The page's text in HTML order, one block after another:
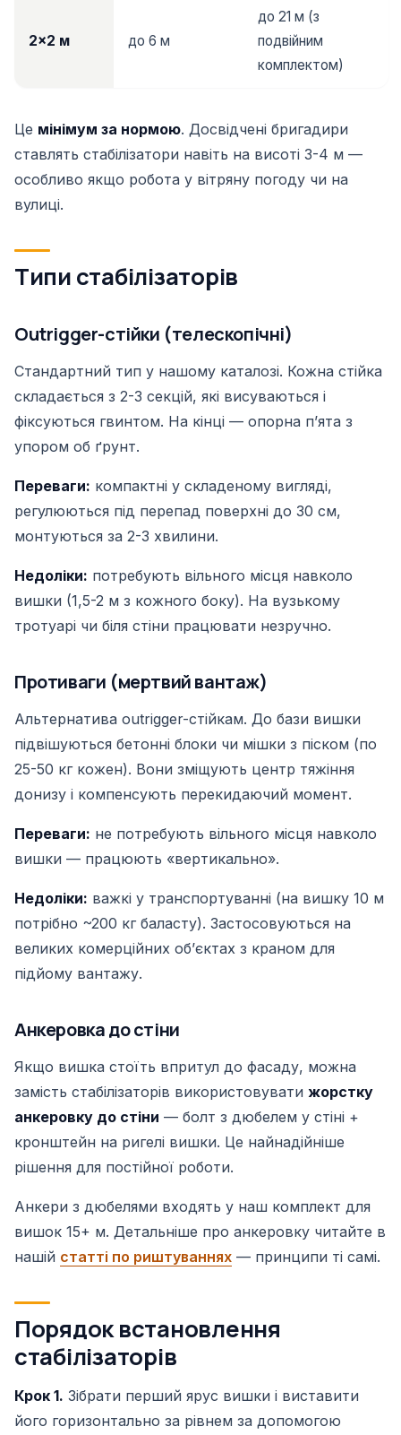
2×2 м до 6 м
до 21 м (з
подвійним
комплектом)
Це мінімум за нормою. Досвідчені бригадири
ставлять стабілізатори навіть на висоті 3-4 м —
особливо якщо робота у вітряну погоду чи на
вулиці.
Типи стабілізаторів
Outrigger-стійки (телескопічні)
Стандартний тип у нашому каталозі. Кожна стійка
складається з 2-3 секцій, які висуваються і
фіксуються гвинтом. На кінці — опорна пʼята з
упором об ґрунт.
Переваги: компактні у складеному вигляді,
регулюються під перепад поверхні до 30 см,
монтуються за 2-3 хвилини.
Недоліки: потребують вільного місця навколо
вишки (1,5-2 м з кожного боку). На вузькому
тротуарі чи біля стіни працювати незручно.
Противаги (мертвий вантаж)
Альтернатива outrigger-стійкам. До бази вишки
підвішуються бетонні блоки чи мішки з піском (по
25-50 кг кожен). Вони зміщують центр тяжіння
донизу і компенсують перекидаючий момент.
Переваги: не потребують вільного місця навколо
вишки — працюють «вертикально».
Недоліки: важкі у транспортуванні (на вишку 10 м
потрібно ~200 кг баласту). Застосовуються на
великих комерційних обʼєктах з краном для
підйому вантажу.
Анкеровка до стіни
Якщо вишка стоїть впритул до фасаду, можна
замість стабілізаторів використовувати жорстку
анкеровку до стіни — болт з дюбелем у стіні +
кронштейн на ригелі вишки. Це найнадійніше
рішення для постійної роботи.
Анкери з дюбелями входять у наш комплект для
вишок 15+ м. Детальніше про анкеровку читайте в
нашій статті по риштуваннях — принципи ті самі.
Порядок встановлення
стабілізаторів
Крок 1. Зібрати перший ярус вишки і виставити
його горизонтально за рівнем за допомогою